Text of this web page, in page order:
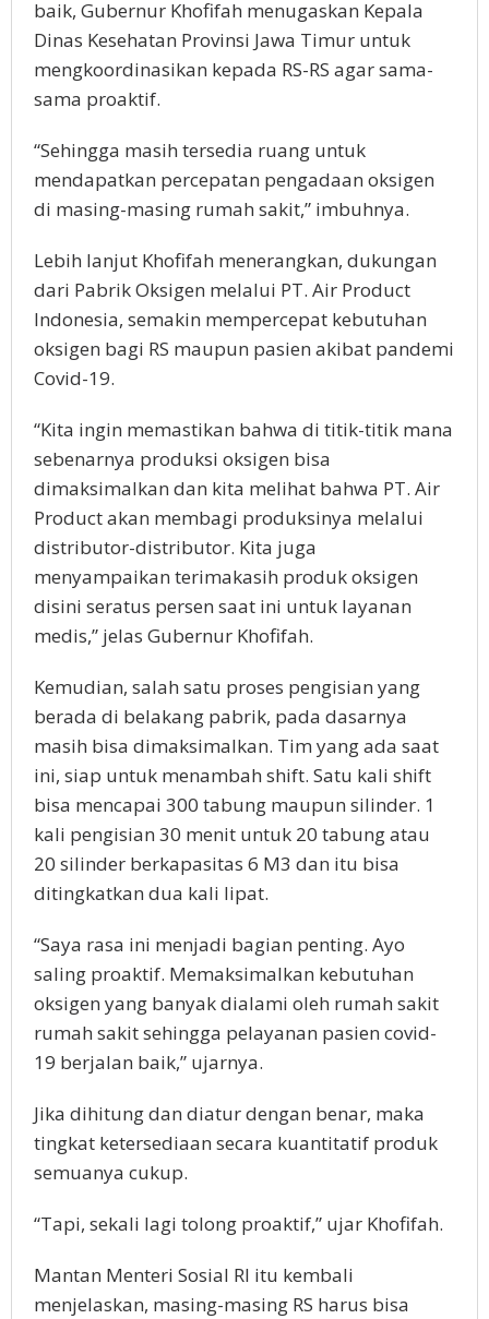
baik, Gubernur Khofifah menugaskan Kepala
Dinas Kesehatan Provinsi Jawa Timur untuk
mengkoordinasikan kepada RS-RS agar sama-
sama proaktif.
“Sehingga masih tersedia ruang untuk
mendapatkan percepatan pengadaan oksigen
di masing-masing rumah sakit,” imbuhnya.
Lebih lanjut Khofifah menerangkan, dukungan
dari Pabrik Oksigen melalui PT. Air Product
Indonesia, semakin mempercepat kebutuhan
oksigen bagi RS maupun pasien akibat pandemi
Covid-19.
“Kita ingin memastikan bahwa di titik-titik mana
sebenarnya produksi oksigen bisa
dimaksimalkan dan kita melihat bahwa PT. Air
Product akan membagi produksinya melalui
distributor-distributor. Kita juga
menyampaikan terimakasih produk oksigen
disini seratus persen saat ini untuk layanan
medis,” jelas Gubernur Khofifah.
Kemudian, salah satu proses pengisian yang
berada di belakang pabrik, pada dasarnya
masih bisa dimaksimalkan. Tim yang ada saat
ini, siap untuk menambah shift. Satu kali shift
bisa mencapai 300 tabung maupun silinder. 1
kali pengisian 30 menit untuk 20 tabung atau
20 silinder berkapasitas 6 M3 dan itu bisa
ditingkatkan dua kali lipat.
“Saya rasa ini menjadi bagian penting. Ayo
saling proaktif. Memaksimalkan kebutuhan
oksigen yang banyak dialami oleh rumah sakit
rumah sakit sehingga pelayanan pasien covid-
19 berjalan baik,” ujarnya.
Jika dihitung dan diatur dengan benar, maka
tingkat ketersediaan secara kuantitatif produk
semuanya cukup.
“Tapi, sekali lagi tolong proaktif,” ujar Khofifah.
Mantan Menteri Sosial RI itu kembali
menjelaskan, masing-masing RS harus bisa